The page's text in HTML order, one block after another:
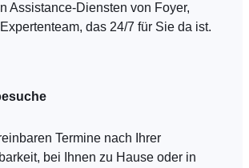
Assistance-Diensten von Foyer,
das 24/7 für Sie da ist.
Termine nach Ihrer
bei Ihnen zu Hause oder in